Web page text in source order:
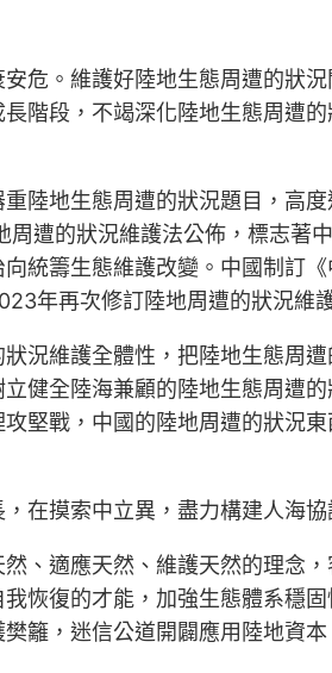
危。維護好陸地生態周遭的狀
階段，不竭深化陸地生態周遭
陸地生態周遭的狀況題目，高
遭的狀況維護法公佈，標志
統籌生態維護改變。中國制訂
年再次修訂陸地周遭的狀況維
況維護全體性，把陸地生態周
健全陸海兼顧的陸地生態周遭
堅戰，中國的陸地周遭的狀況
在摸索中立異，盡力構建人海
適應天然、維護天然的理念
恢復的才能，加強生態體系穩
籬，迷信公道開闢應用陸地資本